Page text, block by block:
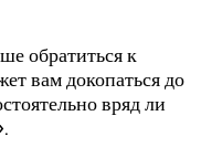
обратиться к
вам докопаться до
вряд ли